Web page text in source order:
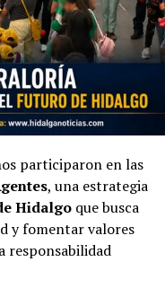
participaron en las
, una estrategia
Hidalgoque busca
y fomentar valores
responsabilidad